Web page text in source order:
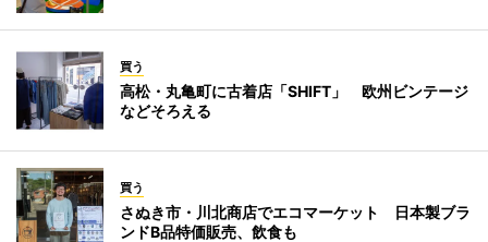
買う
高松・丸亀町に古着店「SHIFT」 欧州ビンテージ
などそろえる
買う
さぬき市・川北商店でエコマーケット 日本製ブラ
ンドB品特価販売、飲食も